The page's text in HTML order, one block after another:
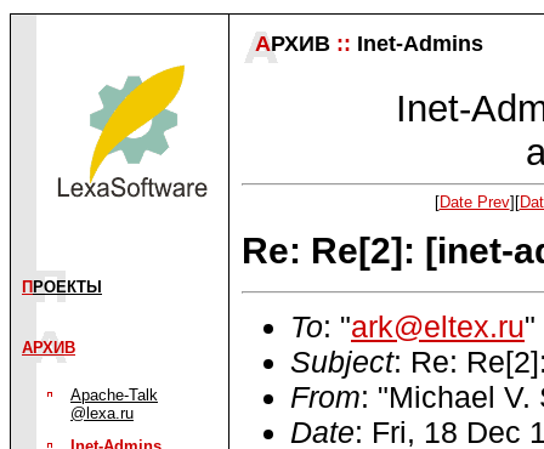
П РОЕКТЫ
АРХИВ
Apache-Talk
@lexa.ru
АРХИВ :: Inet-Admins
Inet-
[Date Prev][
Re: Re[2]: [inet-
To: "ark@eltex.ru"
Subject: Re:
From: "Michael V.
Date: Fri, 18 Dec